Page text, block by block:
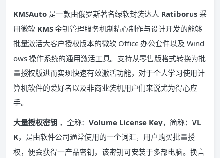
KMSAuto 是一款由俄罗斯著名绿软封装达人 Ratiborus 采
用微软 KMS 金钥管理服务机制精心制作与设计开发的能够
批量激活大客户授权版本的微软 Office 办公套件以及 Wind
ows 操作系统的通用激活工具。支持从零售版格式转换为批
量授权版进而实现快速有效激活功能，对于个人学习使用计
算机软件的爱好者以及非商业装机用户们来说尤为得心应
手。
大量授权密钥 ，全称： Volume License Key，简称： VL
K，是由软件公司通常使用的一个词汇，用户购买批量授
权，便会获得一产品密钥，该密钥可安装于多部电脑。换言